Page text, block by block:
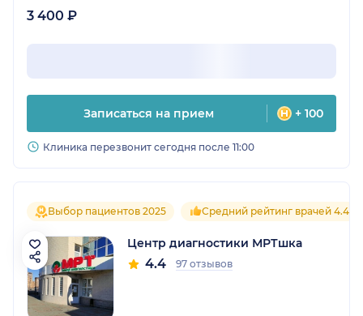
3 400 ₽
Записаться на прием + 100
Клиника перезвонит сегодня после 11:00
Выбор пациентов 2025 Средний рейтинг врачей 4.4
Центр диагностики МРТшка
4.4 97 отзывов